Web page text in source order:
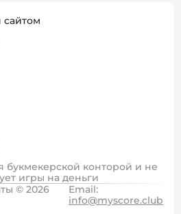
сайтом
букмекерской конторой и не
игры на деньги
© 2026
Email:
info@myscore.club